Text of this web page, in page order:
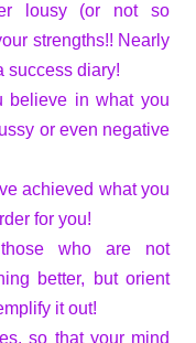
lousy (or not so
strengths!! Nearly
success diary!
believe in what you
or even negative
achieved what you
for you!
those who are not
better, but orient
it out!
so that your mind